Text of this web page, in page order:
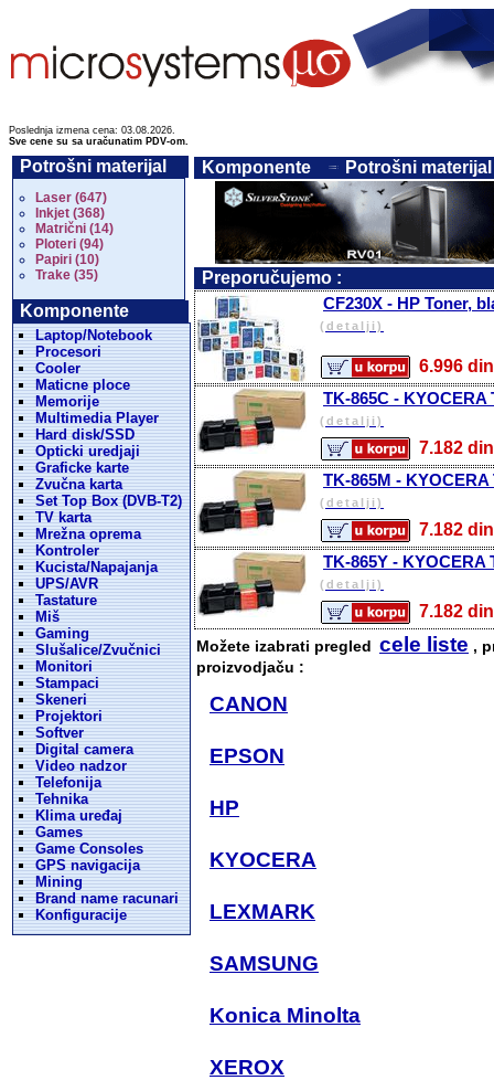
Poslednja izmena cena: 03.08.2026.
Sve cene su sa uračunatim PDV-om.
Potrošni materijal
Laser (647)
Inkjet (368)
Matrični (14)
Ploteri (94)
Papiri (10)
Trake (35)
Komponente
Laptop/Notebook
Procesori
Cooler
Maticne ploce
Memorije
Multimedia Player
Hard disk/SSD
Opticki uredjaji
Graficke karte
Zvučna karta
Set Top Box (DVB-T2)
TV karta
Mrežna oprema
Kontroler
Kucista/Napajanja
UPS/AVR
Tastature
Miš
Gaming
Slušalice/Zvučnici
Monitori
Stampaci
Skeneri
Projektori
Softver
Digital camera
Video nadzor
Telefonija
Tehnika
Klima uređaj
Games
Game Consoles
GPS navigacija
Mining
Brand name racunari
Konfiguracije
Komponente Potrošni materijal
Preporučujemo :
CF230X - HP Toner,
(detalji)
6.996
TK-865C - KYOCERA
(detalji)
7.182
TK-865M -
(detalji)
7.182
TK-865Y - KYOCERA
(detalji)
7.182
Možete izabrati pregled cele liste ,
proizvodjaču :
CANON
EPSON
HP
KYOCERA
LEXMARK
SAMSUNG
Konica Minolta
XEROX